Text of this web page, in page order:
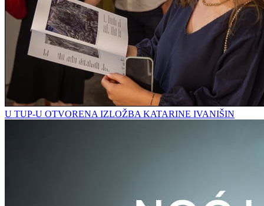
U TUP-U OTVORENA IZLOŽBA KATARINE IVANIŠIN